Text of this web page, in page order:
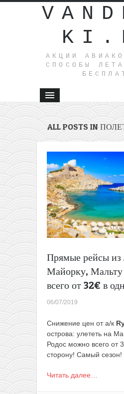
АКЦИИ
СПОСОБЫ
ALL POSTS IN
Прямые рейсы
Майорку, Мальту
всего от 32€ в
06/07/2019
Снижение цен от а/к
острова: улететь на
Родос можно всего от
сторону! Самый
Читать далее…